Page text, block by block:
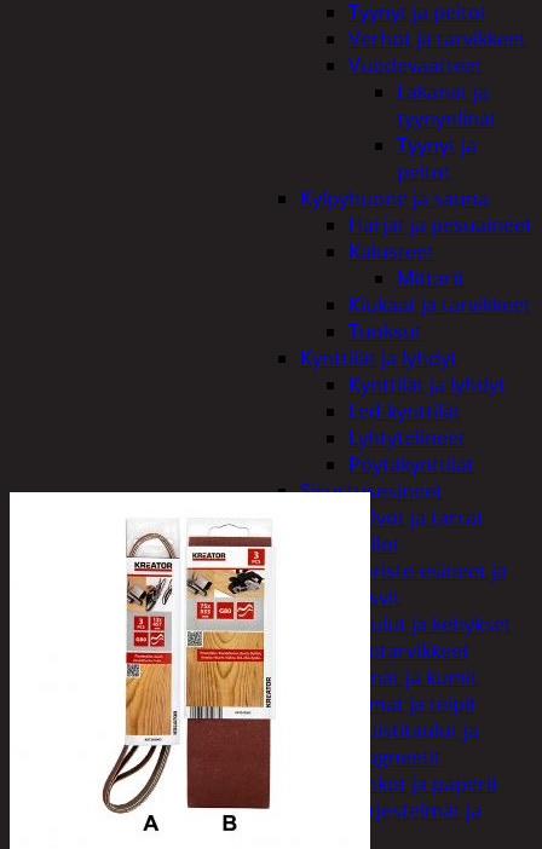
Tyynyt ja peitot
Verhot ja tarvikkeet
Vuodevaatteet
Lakanat ja
tyynynlinat
Tyynyt ja
peitot
Kylpyhuone ja sauna
Harjat ja pesuaineet
Kalusteet
Mittarit
Kiukaat ja tarvikkeet
Tuoksut
Kynttilät ja lyhdyt
Kynttilät ja lyhdyt
Led-kynttilät
Lyhtytelineet
Pöytäkynttilät
Sisustusesineet
Kalvot ja tarrat
Kellot
Koriste-esineet ja
kasvit
Taulut ja kehykset
Toimistotarvikkeet
Kynät ja kumit
Liimat ja teipit
Muistitaulut ja
magneetit
Vihkot ja paperit
Turvajärjestelmät ja